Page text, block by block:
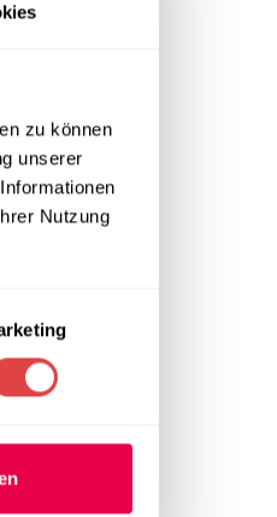
zu können
unserer
Nutzung